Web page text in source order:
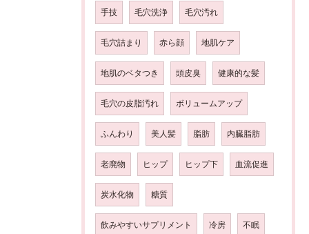
手技 毛穴洗浄 毛穴汚れ
毛穴詰まり 赤ら顔 地肌ケア
地肌のベタつき 頭皮臭 健康的な髪
毛穴の皮脂汚れ ボリュームアップ
ふんわり 美人髪 脂肪 内臓脂肪
老廃物 ヒップ ヒップ下 血流促進
炭水化物 糖質
飲みやすいサプリメント 冷房 不眠